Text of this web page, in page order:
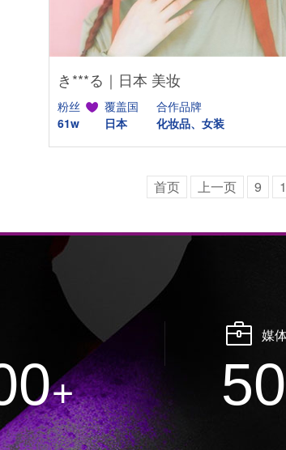
き***る｜日本 美妆
粉丝
61w
覆盖国
日本
合作品牌
化妆品、女装
首页 上一页 9
+
媒